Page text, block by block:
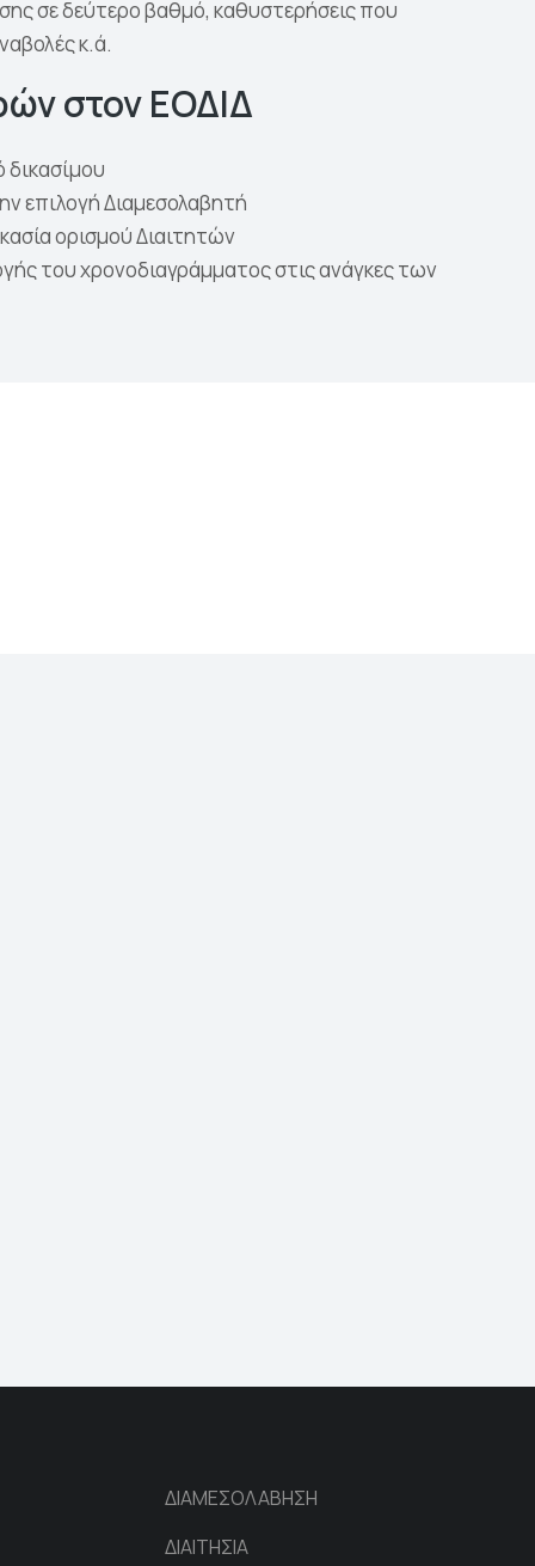
σε δεύτερο βαθμό, καθυστερήσεις που
κ.ά.
στον ΕΟΔΙΔ
δικασίμου
επιλογή Διαμεσολαβητή
ορισμού Διαιτητών
του χρονοδιαγράμματος στις ανάγκες των
ΔΙΑΜΕΣΟΛΑΒΗΣΗ
ΔΙΑΙΤΗΣΙΑ